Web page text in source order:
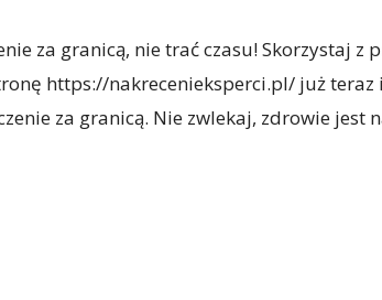
za granicą, nie trać czasu! Skorzystaj z
https://nakrecenieksperci.pl/ już teraz
za granicą. Nie zwlekaj, zdrowie jest